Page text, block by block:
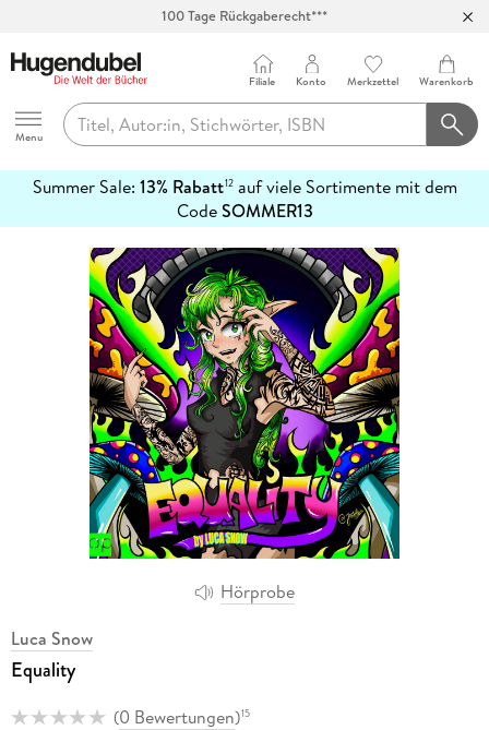
100 Tage Rückgaberecht***
Hugendubel
Menu
Filiale Konto Merkzettel Warenkorb
Summer Sale: 13% Rabatt12auf viele Sortimente mit dem
CodeSOMMER13
erfahren
Hörprobe
Luca Snow
Equality
(0 Bewertungen)15